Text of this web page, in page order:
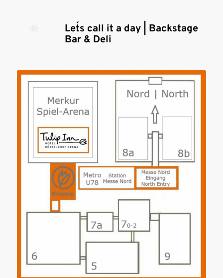
Let´s call it a day | Backstage
Bar & Deli